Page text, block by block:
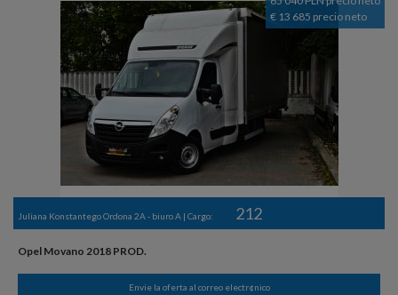
€ 13 685 precio neto
Juliana Konstantego Ordona 2A - biuro A | Cargo: 212
Opel Movano 2018 PROD.
Envie la oferta al correo electr¢nico